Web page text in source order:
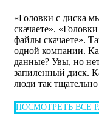
«Головки с диска
скачаете».
файлы скачаете».
одной компании.
данные? Увы, но
запиленный диск.
люди так
ПОСМОТРЕТЬ ВСЕ